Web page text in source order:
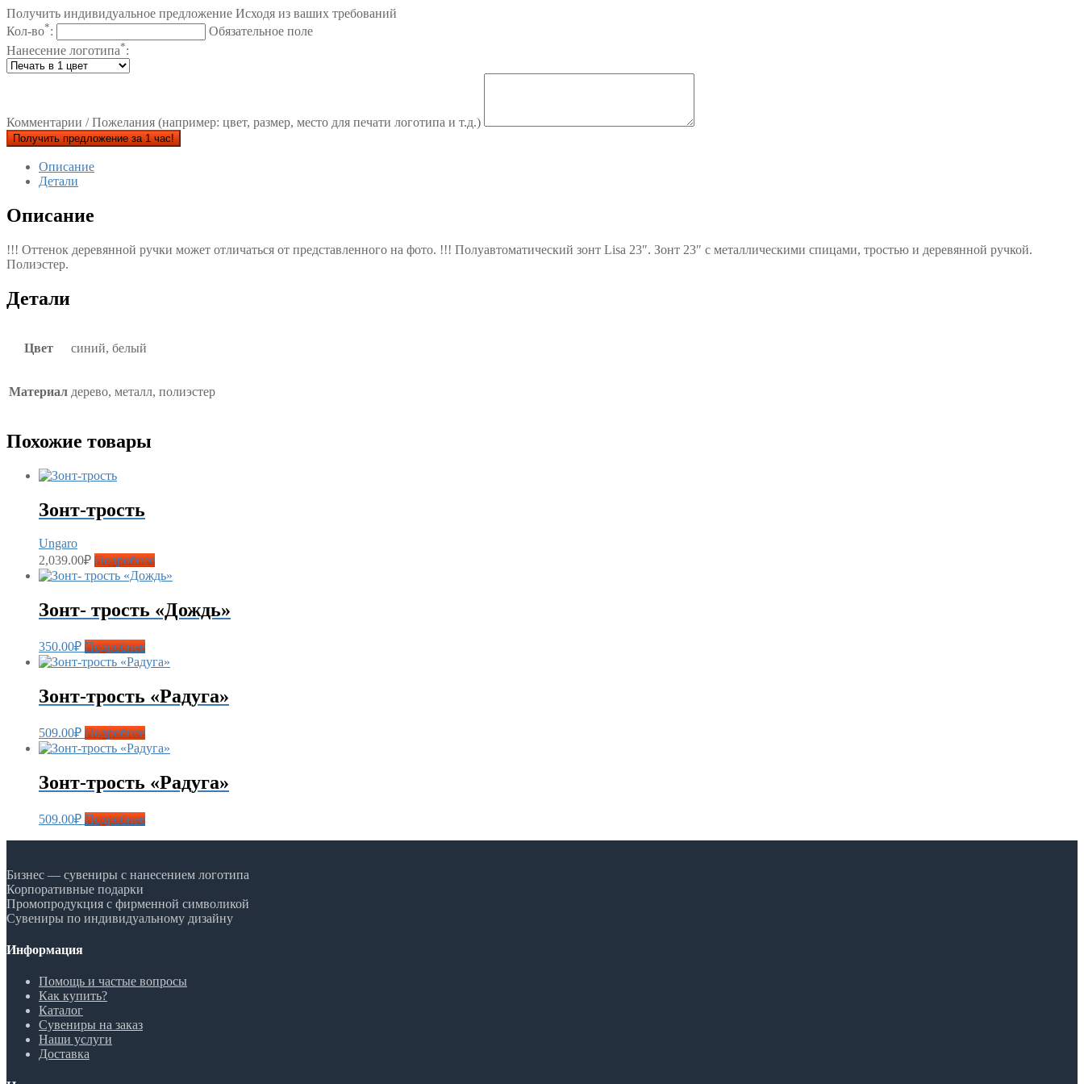
Получить индивидуальное предложение Исходя из ваших требований
Кол-во*:
Обязательное поле
Нанесение логотипа*:
Комментарии / Пожелания (например: цвет, размер, место для печати логотипа и т.д.)
Получить предложение за 1 час!
Описание
Детали
Описание
!!! Оттенок деревянной ручки может отличаться от представленного на фото. !!! Полуавтоматический зонт Lisa 23″. Зонт 23″ с металлическими спицами, тростью и деревянной ручкой.
Полиэстер.
Детали
Цвет синий, белый
Материал дерево, металл, полиэстер
Похожие товары
Зонт-трость
Ungaro
2,039.00₽ Подробнее
Зонт- трость «Дождь»
350.00₽ Подробнее
Зонт-трость «Радуга»
509.00₽ Подробнее
Зонт-трость «Радуга»
509.00₽ Подробнее
Бизнес — сувениры с нанесением логотипа
Корпоративные подарки
Промопродукция с фирменной символикой
Сувениры по индивидуальному дизайну
Информация
Помощь и частые вопросы
Как купить?
Каталог
Сувениры на заказ
Наши услуги
Доставка